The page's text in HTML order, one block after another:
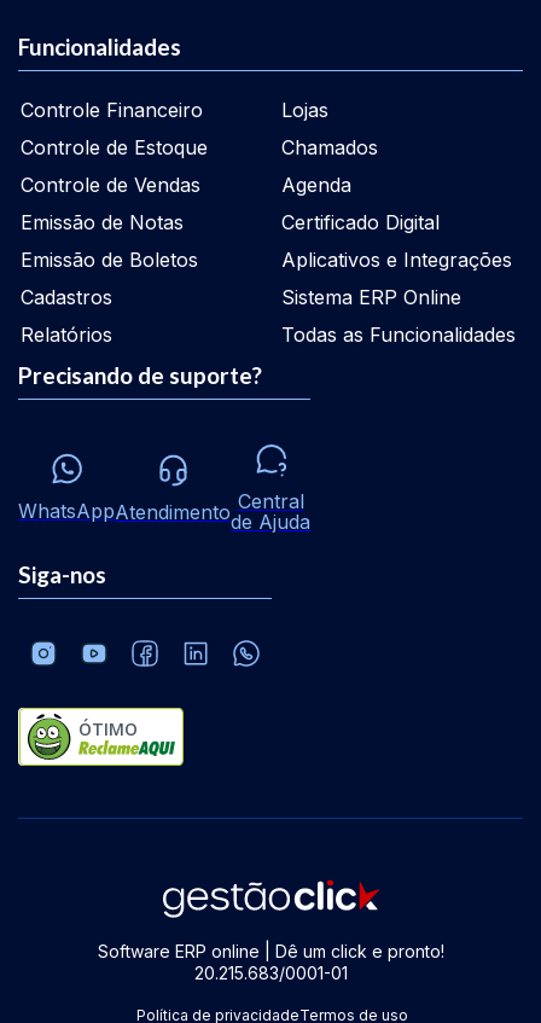
Funcionalidades
Controle Financeiro
Controle de Estoque
Controle de Vendas
Emissão de Notas
Emissão de Boletos
Cadastros
Relatórios
Lojas
Chamados
Agenda
Certificado Digital
Aplicativos e Integrações
Sistema ERP Online
Todas as Funcionalidades
Precisando de suporte?
WhatsAppAtendimento Central
de Ajuda
Siga-nos
ÓTIMO
Software ERP online | Dê um click e pronto!
20.215.683/0001-01
Política de privacidadeTermos de uso